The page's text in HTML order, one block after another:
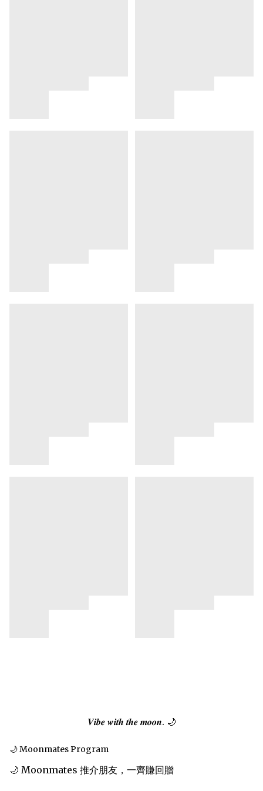
𝑽𝒊𝒃𝒆 𝒘𝒊𝒕𝒉 𝒕𝒉𝒆 𝒎𝒐𝒐𝒏. 🌙
🌙 Moonmates Program
🌙 Moonmates 推介朋友，一齊賺回贈